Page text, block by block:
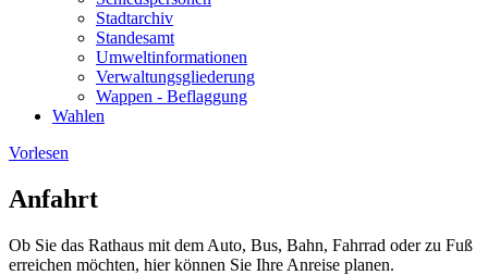
Stadtarchiv
Standesamt
Umweltinformationen
Verwaltungsgliederung
Wappen - Beflaggung
Wahlen
Vorlesen
Anfahrt
Ob Sie das Rathaus mit dem Auto, Bus, Bahn, Fahrrad oder zu Fuß
erreichen möchten, hier können Sie Ihre Anreise planen.